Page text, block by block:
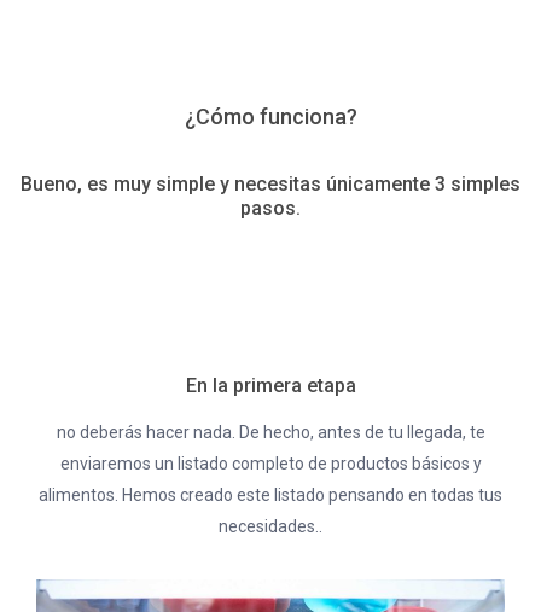
¿Cómo funciona?
Bueno, es muy simple y necesitas únicamente 3 simples
pasos.
En la primera etapa
no deberás hacer nada. De hecho, antes de tu llegada, te
enviaremos un listado completo de productos básicos y
alimentos. Hemos creado este listado pensando en todas tus
necesidades..